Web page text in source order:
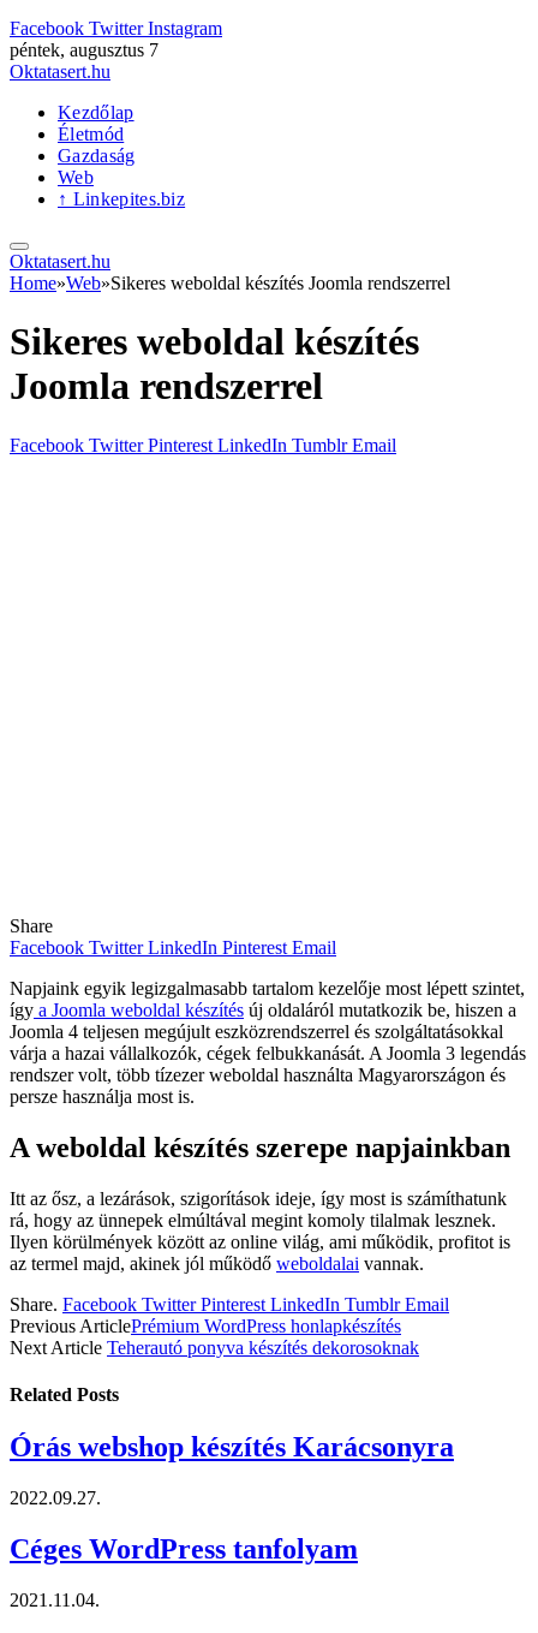
Facebook Twitter Instagram
péntek, augusztus 7
Oktatasert.hu
Kezdőlap
Életmód
Gazdaság
Web
↑ Linkepites.biz
Oktatasert.hu
Home»Web»Sikeres weboldal készítés Joomla rendszerrel
Sikeres weboldal készítés
Joomla rendszerrel
Facebook Twitter Pinterest LinkedIn Tumblr Email
Share
Facebook Twitter LinkedIn Pinterest Email
Napjaink egyik legizgalmasabb tartalom kezelője most lépett szintet,
így a Joomla weboldal készítés új oldaláról mutatkozik be, hiszen a
Joomla 4 teljesen megújult eszközrendszerrel és szolgáltatásokkal
várja a hazai vállalkozók, cégek felbukkanását. A Joomla 3 legendás
rendszer volt, több tízezer weboldal használta Magyarországon és
persze használja most is.
A weboldal készítés szerepe napjainkban
Itt az ősz, a lezárások, szigorítások ideje, így most is számíthatunk
rá, hogy az ünnepek elmúltával megint komoly tilalmak lesznek.
Ilyen körülmények között az online világ, ami működik, profitot is
az termel majd, akinek jól működő weboldalai vannak.
Share. Facebook Twitter Pinterest LinkedIn Tumblr Email
Previous ArticlePrémium WordPress honlapkészítés
Next Article Teherautó ponyva készítés dekorosoknak
Related Posts
Órás webshop készítés Karácsonyra
2022.09.27.
Céges WordPress tanfolyam
2021.11.04.